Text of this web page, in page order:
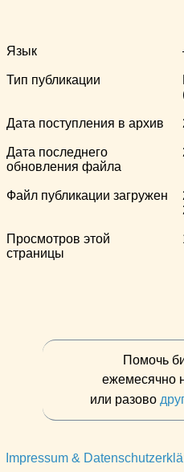
Язык
Тип публикации
Дата поступления в архив
Дата последнего
обновления файла
Файл публикации загружен
Просмотров этой
страницы
Помочь
ежемесячно
или разово
Impressum &